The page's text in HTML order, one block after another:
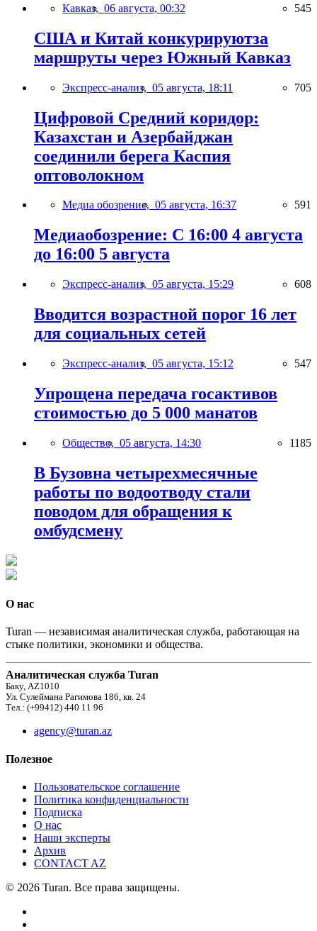
Кавказ, 06 августа, 00:32 545
США и Китай конкурируютза
маршруты через Южный Кавказ
Экспресс-анализ, 05 августа, 18:11 705
Цифровой Средний коридор:
Казахстан и Азербайджан
соединили берега Каспия
оптоволокном
Медиа обозрение, 05 августа, 16:37 591
Медиаобозрение: С 16:00 4 августа
до 16:00 5 августа
Экспресс-анализ, 05 августа, 15:29 608
Вводится возрастной порог 16 лет
для социальных сетей
Экспресс-анализ, 05 августа, 15:12 547
Упрощена передача госактивов
стоимостью до 5 000 манатов
Общество, 05 августа, 14:30 1185
В Бузовна четырехмесячные
работы по водоотводу стали
поводом для обращения к
омбудсмену
О нас
Turan — независимая аналитическая служба, работающая на
стыке политики, экономики и общества.
Аналитическая служба Turan
Баку, AZ1010
Ул. Сулеймана Рагимова 186, кв. 24
Тел.: (+99412) 440 11 96
agency@turan.az
Полезное
Пользовательское соглашение
Политика конфиденциальности
Подписка
О нас
Наши эксперты
Архив
CONTACT AZ
© 2026 Turan. Все права защищены.